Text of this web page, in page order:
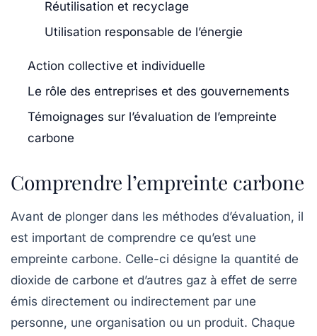
Réutilisation et recyclage
Utilisation responsable de l’énergie
Action collective et individuelle
Le rôle des entreprises et des gouvernements
Témoignages sur l’évaluation de l’empreinte
carbone
Comprendre l’empreinte carbone
Avant de plonger dans les méthodes d’évaluation, il
est important de comprendre ce qu’est une
empreinte carbone. Celle-ci désigne la quantité de
dioxide de carbone et d’autres gaz à effet de serre
émis directement ou indirectement par une
personne, une organisation ou un produit. Chaque